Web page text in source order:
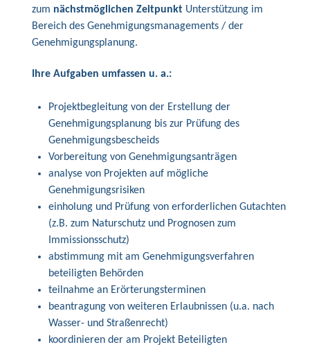
zum nächstmöglichen Zeitpunkt Unterstützung im
Bereich des Genehmigungsmanagements / der
Genehmigungsplanung.
Ihre Aufgaben umfassen u. a.:
Projektbegleitung von der Erstellung der
Genehmigungsplanung bis zur Prüfung des
Genehmigungsbescheids
Vorbereitung von Genehmigungsanträgen
analyse von Projekten auf mögliche
Genehmigungsrisiken
einholung und Prüfung von erforderlichen Gutachten
(z.B. zum Naturschutz und Prognosen zum
Immissionsschutz)
abstimmung mit am Genehmigungsverfahren
beteiligten Behörden
teilnahme an Erörterungsterminen
beantragung von weiteren Erlaubnissen (u.a. nach
Wasser- und Straßenrecht)
koordinieren der am Projekt Beteiligten